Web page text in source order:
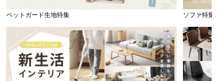
ペットガード生地特集 ソファ特集